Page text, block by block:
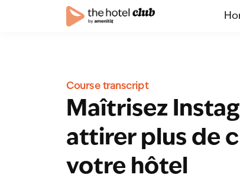
Course transcript
Maîtrisez
attirer plus de
votre hôtel